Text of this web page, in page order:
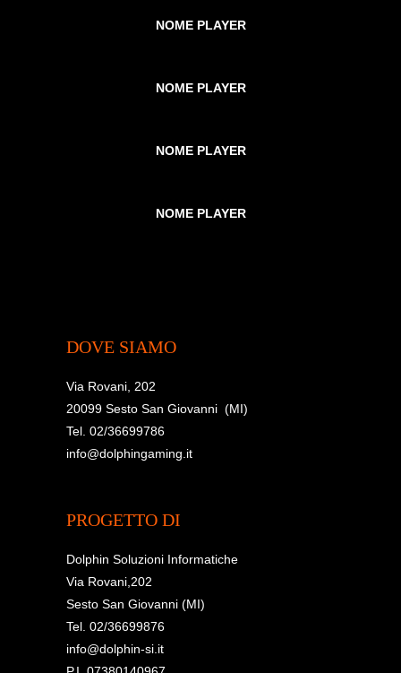
NOME PLAYER
NOME PLAYER
NOME PLAYER
NOME PLAYER
DOVE SIAMO
Via Rovani, 202
20099 Sesto San Giovanni (MI)
Tel. 02/36699786
info@dolphingaming.it
PROGETTO DI
Dolphin Soluzioni Informatiche
Via Rovani,202
Sesto San Giovanni (MI)
Tel. 02/36699876
info@dolphin-si.it